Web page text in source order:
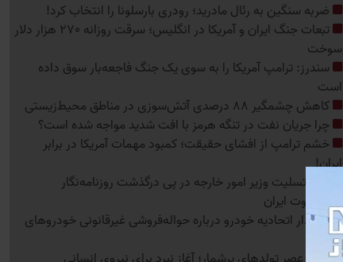
ضربه سنگین به رئال مادرید؛ رودری بارسلونا را انتخاب کرد!
تبعات جنگ ایران و آمریکا در انگلیس؛ سرقت روزانه 270 هزار دلار
سوخت
سندرز: ترامپ آمریکا را به سوی یک جنگ فاجعه‌بار سوق داده
است
کاهش چشمگیر 88 درصدی آتش‌سوزی در مناطق محیط‌زیستی
چرا جریان نفت در تنگه هرمز با افت شدید مواجه شده است؟
خشم ترامپ از افشای حقیقت؛ کمبود مهمات آمریکا در برابر
ایران!
پیام تسلیت وزیر امور خارجه در پی درگذشت روزنامه‌نگار
پیشکسوت ایران
هشدار اتحادیه خودرو درباره حواله‌فروشی غیرقانونی خودروهای
وارداتی